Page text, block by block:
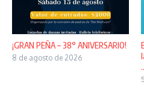
¡GRAN PEÑA – 38° ANIVERSARIO!
8 de agosto de 2026